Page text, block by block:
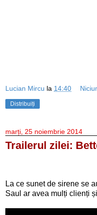
Lucian Mircu la 14:40
Distribuiți
marți, 25 noiembrie 2014
Trailerul zilei:
La ce sunet de sirene se
Saul ar avea mulți clienți